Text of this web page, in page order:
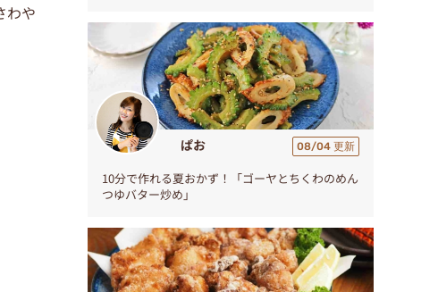
わや
ぱお 08/04 更新
10分で作れる夏おかず！「ゴーヤとちくわのめん
つゆバター炒め」